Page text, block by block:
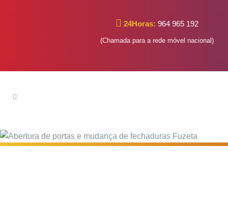
24Horas: 964 965 192
(Chamada para a rede móvel nacional)